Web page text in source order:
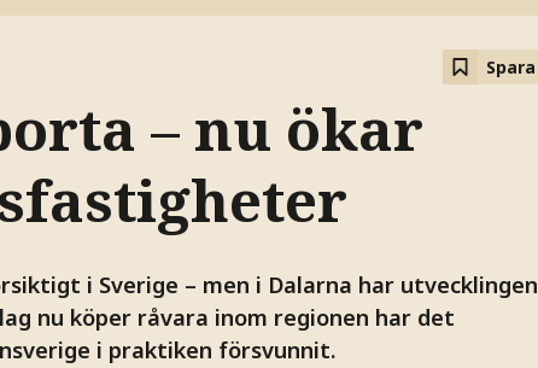
Spara
– nu ökar
i Sverige – men i Dalarna har utvecklingen
nu köper råvara inom regionen har det
i praktiken försvunnit.